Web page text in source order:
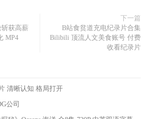
斩获高薪
MP4
下一篇
B站食贫道充电纪录片合集
Bilibili 顶流人文美食账号 付费
收看纪录片
清晰认知 格局打开
公司